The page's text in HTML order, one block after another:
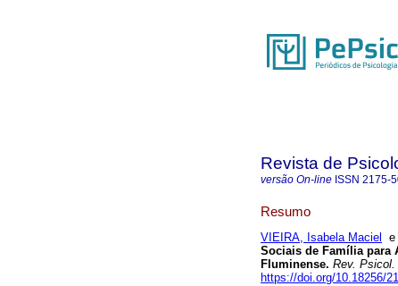
Revista de
versão On-line ISSN 2175-
Resumo
VIEIRA, Isabela Maciel e
Sociais de Família para
Fluminense. Rev.
https://doi.org/10.18256/